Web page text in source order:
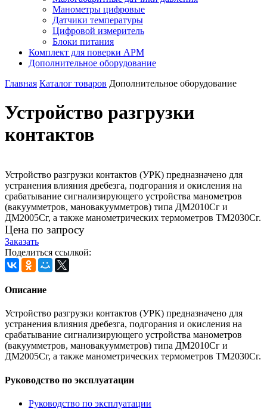
Манометры цифровые
Датчики температуры
Цифровой измеритель
Блоки питания
Комплект для поверки АРМ
Дополнительное оборудование
Главная Каталог товаров Дополнительное оборудование
Устройство разгрузки
контактов
Устройство разгрузки контактов (УРК) предназначено для
устранения влияния дребезга, подгорания и окисления на
срабатывание сигнализирующего устройства манометров
(вакуумметров, мановакуумметров) типа ДМ2010Сг и
ДМ2005Сг, а также манометрических термометров ТМ2030Сг.
Цена по запросу
Заказать
Поделиться ссылкой:
Описание
Устройство разгрузки контактов (УРК) предназначено для
устранения влияния дребезга, подгорания и окисления на
срабатывание сигнализирующего устройства манометров
(вакуумметров, мановакуумметров) типа ДМ2010Сг и
ДМ2005Сг, а также манометрических термометров ТМ2030Сг.
Руководство по эксплуатации
Руководство по эксплуатации